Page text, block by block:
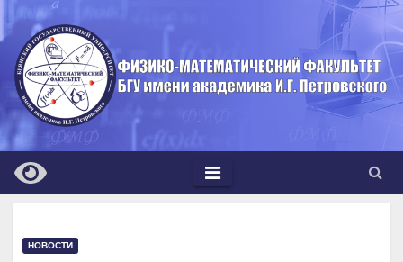
Перейти
к
содержимому
НОВОСТИ